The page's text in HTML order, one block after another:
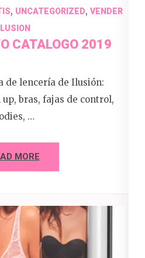
, UNCATEGORIZED, VENDER
CATALOGO 2019
de lencería de Ilusión:
bras, fajas de control,
…
MORE